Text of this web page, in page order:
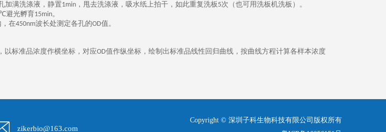
加满洗涤液，静置1min ，甩去洗涤液，吸水纸上拍干，如此重复洗板 5次（也可用洗板机洗板）。
避光孵育15min。
，在450nm波长处测定各孔的OD值。
以标准品浓度作横坐标，对应OD值作纵坐标，绘制出标准品线性回归曲线，按曲线方程计算各样本浓度
zikerbio@163.com
Copyright © 深圳子科生物科技有限公司版权所有